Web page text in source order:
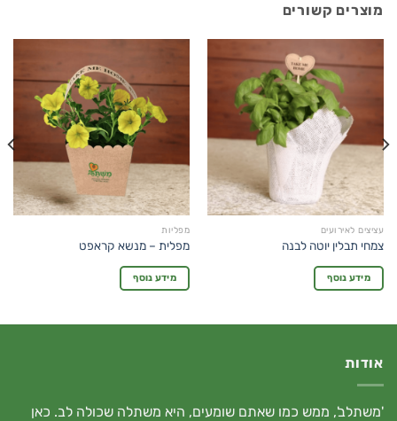
מוצרים קשורים
עציצים לאירועים
צמחי תבלין יוטה לבנה
מידע נוסף
מפליות
מפלית – מנשא קראפט
מידע נוסף
אודות
'משתלב', ממש כמו שאתם שומעים, היא משתלה שכולה לב. כאן